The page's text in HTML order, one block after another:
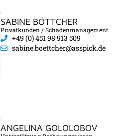
SABINE BÖTTCHER
Privatkunden / Schadenmanagement
+49 (0) 451 98 913 509
sabine.boettcher@asspick.de
ANGELINA GOLOLOBOV